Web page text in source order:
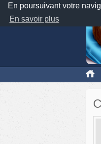
En poursuivant votre
En savoir plus